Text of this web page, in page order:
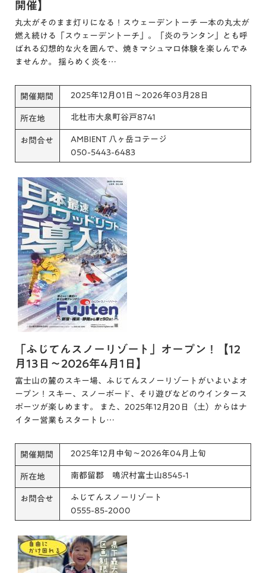
開催】
丸太がそのまま灯りになる！スウェーデントーチ 一本の丸太が
燃え続ける「スウェーデントーチ」。「炎のランタン」とも呼
ばれる幻想的な火を囲んで、焼きマシュマロ体験を楽しんでみ
ませんか。 揺らめく炎を…
開催期間 2025年12月01日～2026年03月28日
所在地 北杜市大泉町谷戸8741
お問合せ
AMBIENT 八ヶ岳コテージ
050-5443-6483
「ふじてんスノーリゾート」オープン！【12
月13日～2026年4月1日】
富士山の麓のスキー場、ふじてんスノーリゾートがいよいよオ
ープン！スキー、スノーボード、そり遊びなどのウインタース
ポーツが楽しめます。 また、2025年12月20日（土）からはナ
イター営業もスタートし…
開催期間 2025年12月中旬～2026年04月上旬
所在地 南都留郡 鳴沢村富士山8545-1
お問合せ
ふじてんスノーリゾート
0555-85-2000